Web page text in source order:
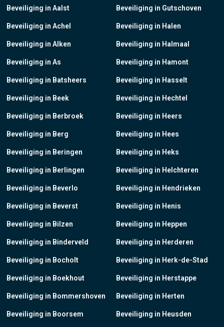
Beveiliging in Aalst
Beveiliging in Achel
Beveiliging in Alken
Beveiliging in As
Beveiliging in Batsheers
Beveiliging in Beek
Beveiliging in Berbroek
Beveiliging in Berg
Beveiliging in Beringen
Beveiliging in Berlingen
Beveiliging in Beverlo
Beveiliging in Beverst
Beveiliging in Bilzen
Beveiliging in Binderveld
Beveiliging in Bocholt
Beveiliging in Boekhout
Beveiliging in Bommershoven
Beveiliging in Boorsem
Beveiliging in Gutschoven
Beveiliging in Halen
Beveiliging in Halmaal
Beveiliging in Hamont
Beveiliging in Hasselt
Beveiliging in Hechtel
Beveiliging in Heers
Beveiliging in Hees
Beveiliging in Heks
Beveiliging in Helchteren
Beveiliging in Hendrieken
Beveiliging in Henis
Beveiliging in Heppen
Beveiliging in Herderen
Beveiliging in Herk-de-Stad
Beveiliging in Herstappe
Beveiliging in Herten
Beveiliging in Heusden